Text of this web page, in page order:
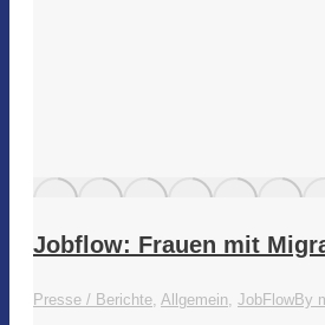
Jobflow: Frauen mit
Presse / Berichte, Allgemein, JobFlowBy